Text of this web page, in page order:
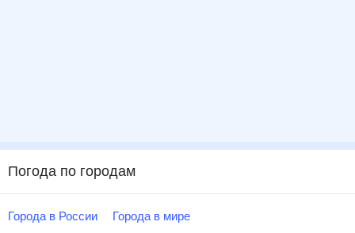
Погода по городам
Города в России Города в мире